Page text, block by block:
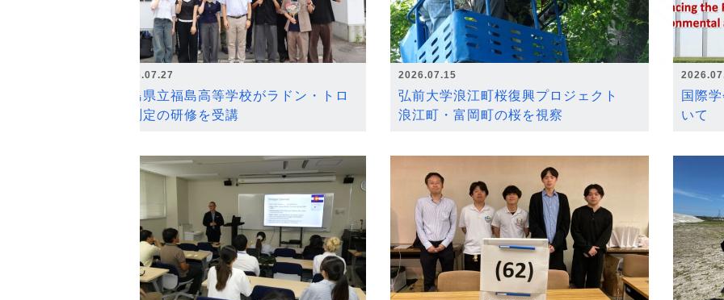
2026.07.27
福島県立福島高等学校がラドン・トロ
ン測定の研修を受講
2026.07.15
弘前大学浪江町桜復興プロジェクト
浪江町・富岡町の桜を視察
国際
いて